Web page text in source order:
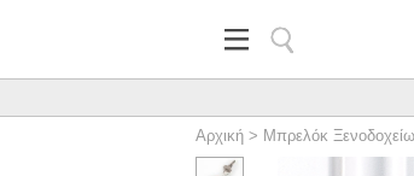
Αρχική > Μπρελόκ